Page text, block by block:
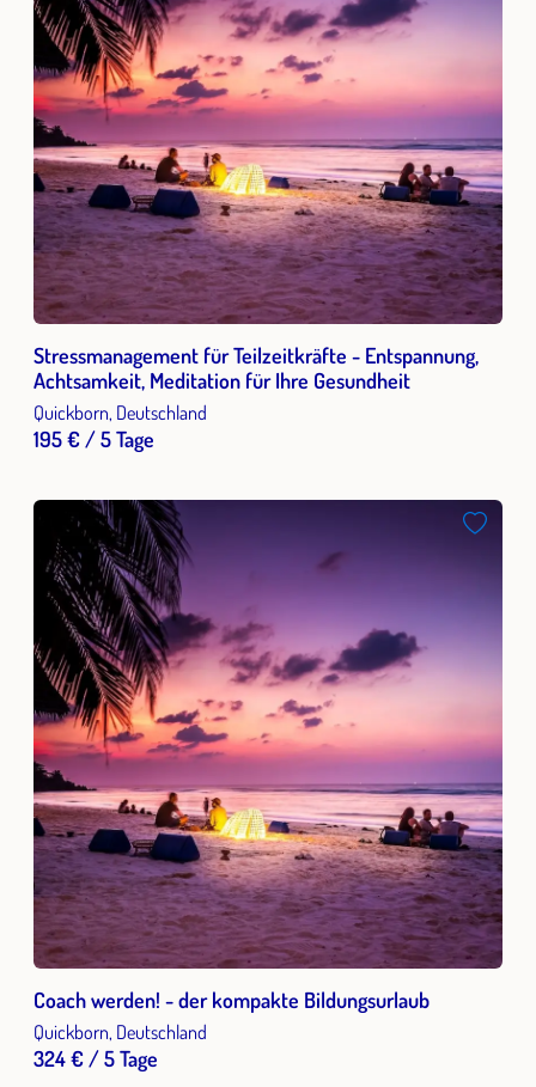
Stressmanagement für Teilzeitkräfte - Entspannung,
Achtsamkeit, Meditation für Ihre Gesundheit
Quickborn, Deutschland
195 € / 5 Tage
Coach werden! - der kompakte Bildungsurlaub
Quickborn, Deutschland
324 € / 5 Tage